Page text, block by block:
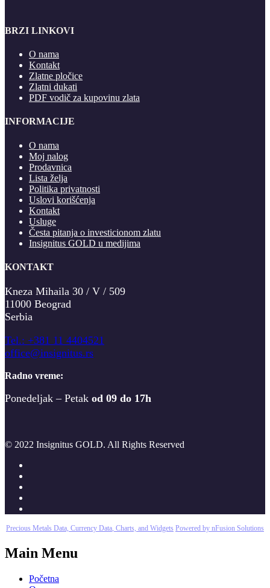
BRZI LINKOVI
O nama
Kontakt
Zlatne pločice
Zlatni dukati
PDF vodič za kupovinu zlata
INFORMACIJE
O nama
Moj nalog
Prodavnica
Lista želja
Politika privatnosti
Uslovi korišćenja
Kontakt
Usluge
Česta pitanja o investicionom zlatu
Insignitus GOLD u medijima
KONTAKT
Kneza Mihaila 30 / V / 509
11000 Beograd
Serbia
Tel.: +381 11 4404521
office@insignitus.rs
Radno vreme:
Ponedeljak – Petak od 09 do 17h
© 2022 Insignitus GOLD. All Rights Reserved
Precious Metals Data, Currency Data, Charts, and Widgets Powered by nFusion Solutions
Main Menu
Početna